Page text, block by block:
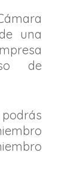
una
de